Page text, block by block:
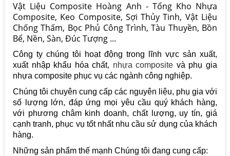
Vật Liệu Composite Hoàng Anh - Tổng Kho Nhựa
Composite, Keo Composite, Sợi Thủy Tinh, Vật Liệu
Chống Thấm, Bọc Phủ Công Trình, Tàu Thuyền, Bồn
Bể, Nền, Sàn, Đúc Tượng ...
Công ty chúng tôi hoạt động trong lĩnh vực sản xuất,
xuất nhập khẩu hóa chất, nhựa composite và phụ gia
nhựa composite phục vụ các ngành công nghiệp.
Chúng tôi chuyên cung cấp các nguyên liệu, phụ gia với
số lượng lớn, đáp ứng mọi yêu cầu quý khách hàng,
với phương châm kinh doanh, chất lượng, uy tín, giá
cạnh tranh, phục vụ tốt nhất nhu cầu sử dụng của khách
hàng.
Những sản phẩm thế mạnh Chúng tôi đang cung cấp: